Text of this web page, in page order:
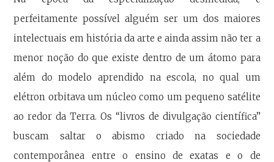
perfeitamente possível alguém ser um dos maiores
intelectuais em história da arte e ainda assim não ter a
menor noção do que existe dentro de um átomo para
além do modelo aprendido na escola, no qual um
elétron orbitava um núcleo como um pequeno satélite
ao redor da Terra. Os “livros de divulgação científica”
buscam saltar o abismo criado na sociedade
contemporânea entre o ensino de exatas e o de